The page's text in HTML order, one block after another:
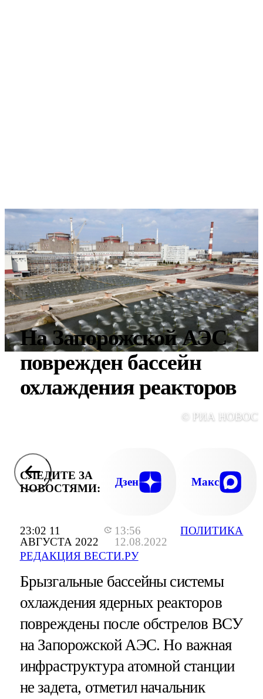
23:02 11
АВГУСТА 2022
13:56
12.08.2022
РЕДАКЦИЯ ВЕСТИ.РУ
ПОЛИТИКА
На Запорожской АЭС
поврежден бассейн
охлаждения реакторов
© РИА
СЛЕДИТЕ ЗА
НОВОСТЯМИ:
Дзен Макс
Брызгальные бассейны системы
охлаждения ядерных реакторов
повреждены после обстрелов ВСУ
на Запорожской АЭС. Но важная
инфраструктура атомной станции
не задета, отметил начальник